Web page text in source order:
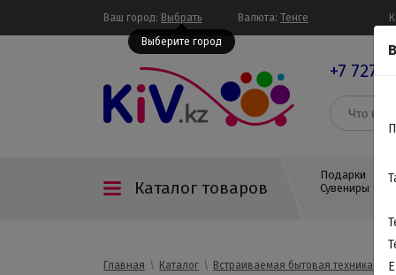
Ваш город: Выбрать Валюта: Тенге
+7 727
Каталог товаров
Подарки
Сувениры
Главная Каталог Встраиваемая бытовая техника
Выберите город